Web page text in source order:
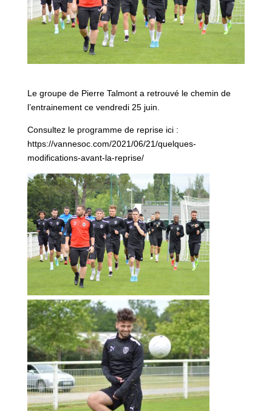
Le groupe de Pierre Talmont a retrouvé le chemin de
l’entrainement ce vendredi 25 juin.
Consultez le programme de reprise ici :
https://vannesoc.com/2021/06/21/quelques-
modifications-avant-la-reprise/